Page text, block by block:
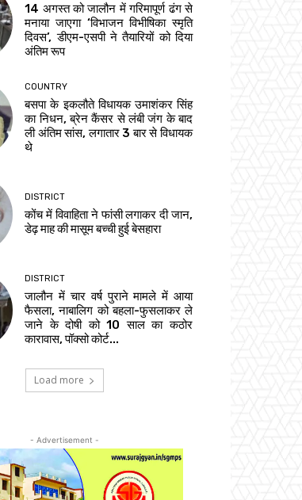
14 अगस्त को जालौन में गरिमापूर्ण ढंग से
मनाया जाएगा ‘विभाजन विभीषिका स्मृति
दिवस’, डीएम-एसपी ने तैयारियों को दिया
अंतिम रूप
COUNTRY
बसपा के इकलौते विधायक उमाशंकर सिंह
का निधन, ब्रेन कैंसर से लंबी जंग के बाद
ली अंतिम सांस, लगातार 3 बार से विधायक
थे
DISTRICT
कोंच में विवाहिता ने फांसी लगाकर दी जान,
डेढ़ माह की मासूम बच्ची हुई बेसहारा
DISTRICT
जालौन में चार वर्ष पुराने मामले में आया
फैसला, नाबालिग को बहला-फुसलाकर ले
जाने के दोषी को 10 साल का कठोर
कारावास, पॉक्सो कोर्ट...
Load more
- Advertisement -